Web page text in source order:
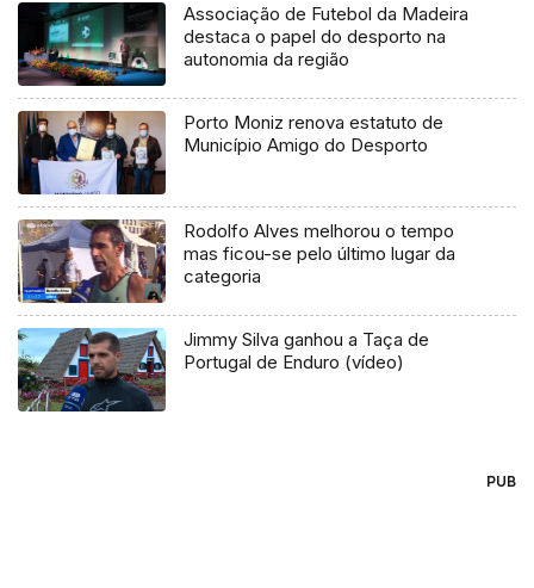
Associação de Futebol da Madeira
destaca o papel do desporto na
autonomia da região
Porto Moniz renova estatuto de
Município Amigo do Desporto
Rodolfo Alves melhorou o tempo
mas ficou-se pelo último lugar da
categoria
Jimmy Silva ganhou a Taça de
Portugal de Enduro (vídeo)
PUB